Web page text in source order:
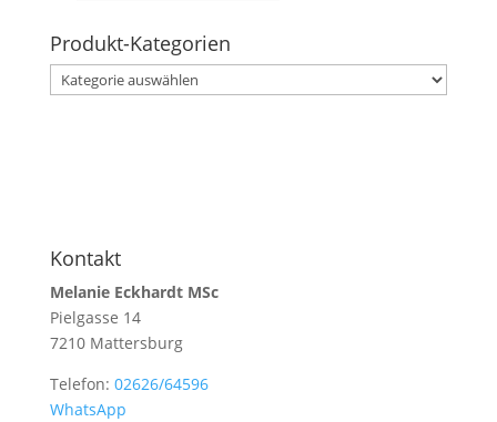
search
Produkt-Kategorien
Kontakt
Melanie Eckhardt MSc
Pielgasse 14
7210 Mattersburg
Telefon: 02626/64596
WhatsApp